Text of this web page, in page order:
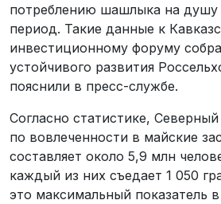
потреблению шашлыка на душу
период. Такие данные к
инвестиционному форуму
устойчивого развития
пояснили в пресс-службе.
Согласно статистике,
по вовлеченности в майские
составляет около 5,9 млн
каждый из них съедает 1 050
это максимальный показатель